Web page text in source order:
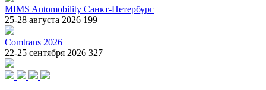
MIMS Automobility Санкт-Петербург
25-28 августа 2026 199
Comtrans 2026
22-25 сентября 2026 327